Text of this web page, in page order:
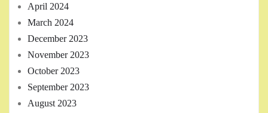
April 2024
March 2024
December 2023
November 2023
October 2023
September 2023
August 2023